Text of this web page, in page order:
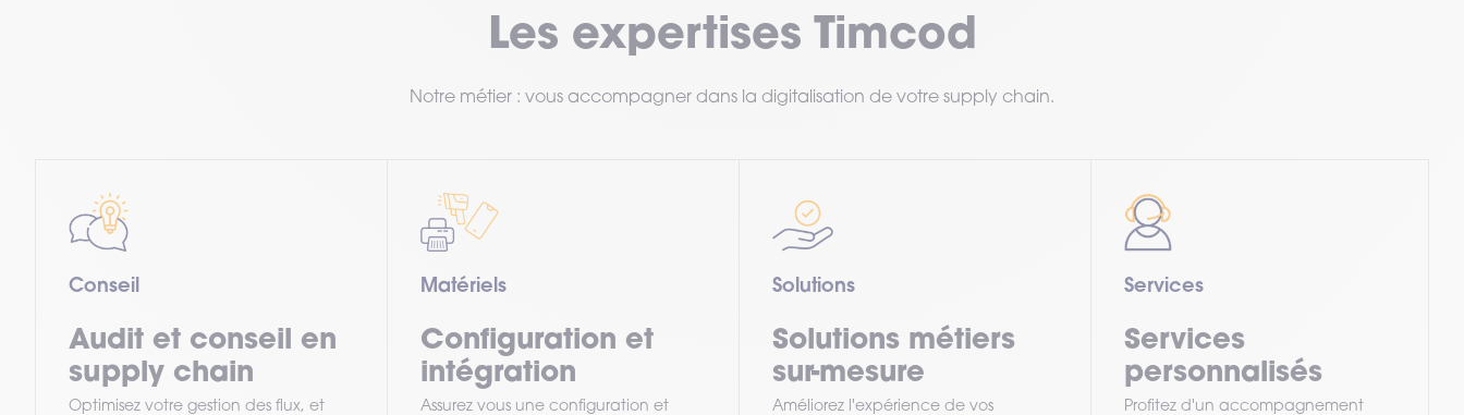
Les expertises Timcod
Notre métier : vous accompagner dans la digitalisation de votre supply chain.
Conseil
Audit et conseil en
supply chain
Optimisez votre gestion des flux, et
Matériels
Configuration et
intégration
Assurez vous une configuration et
Solutions
Solutions métiers
sur-mesure
Améliorez l'expérience de vos
Services
Services
personnalisés
Profitez d'un accompagnement